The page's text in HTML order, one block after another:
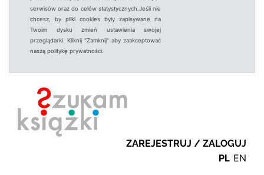
serwisów oraz do celów statystycznych.Jeśli nie
chcesz, by pliki cookies były zapisywane na
Twoim dysku zmień ustawienia swojej
przeglądarki. Kliknij "Zamknij" aby zaakceptować
naszą politykę prywatności.
ZAREJESTRUJ / ZALOGUJ
PL EN